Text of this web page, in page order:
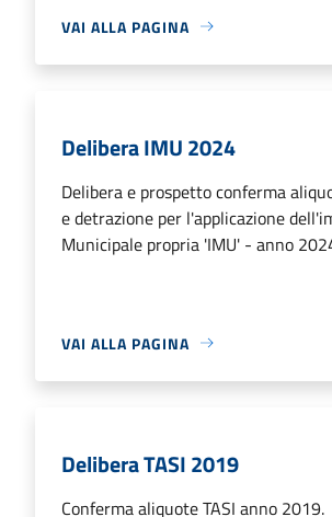
VAI ALLA PAGINA
Delibera IMU 2024
Delibera e prospetto conferma
e detrazione per l'applicazione
Municipale propria 'IMU' - anno
VAI ALLA PAGINA
Delibera TASI 2019
Conferma aliquote TASI anno 2019.